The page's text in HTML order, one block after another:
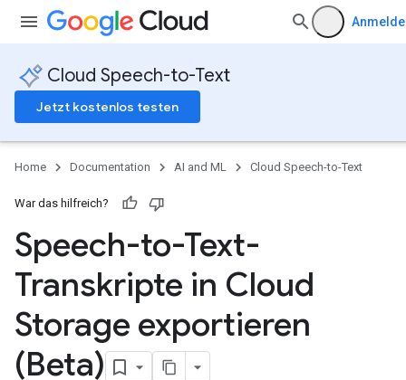
Cloud Speech-to-Text
Jetzt kostenlos testen
Home Documentation AI and ML Cloud Speech-to-Text
War das hilfreich?
Speech-to-Text-
Transkripte in Cloud
Storage exportieren
(Beta)